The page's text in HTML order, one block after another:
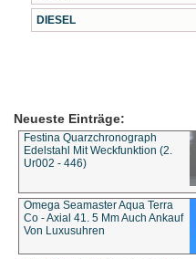
DIESEL
Neueste Einträge:
Festina Quarzchronograph
Edelstahl Mit Weckfunktion (2.
Ur002 - 446)
Omega Seamaster Aqua Terra
Co - Axial 41. 5 Mm Auch Ankauf
Von Luxusuhren